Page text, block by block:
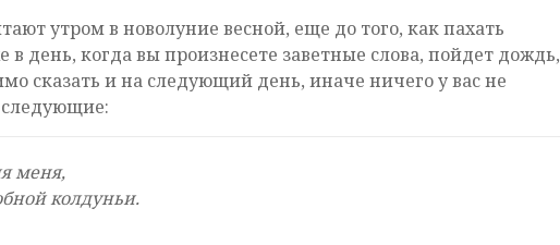
утром в новолуние весной, еще до того, как пахать
в день, когда вы произнесете заветные слова, пойдет дождь,
сказать и на следующий день, иначе ничего у вас не
меня,
колдуньи.